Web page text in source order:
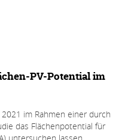
PV-Potential im
im Rahmen einer durch
das Flächenpotential für
untersuchen lassen.